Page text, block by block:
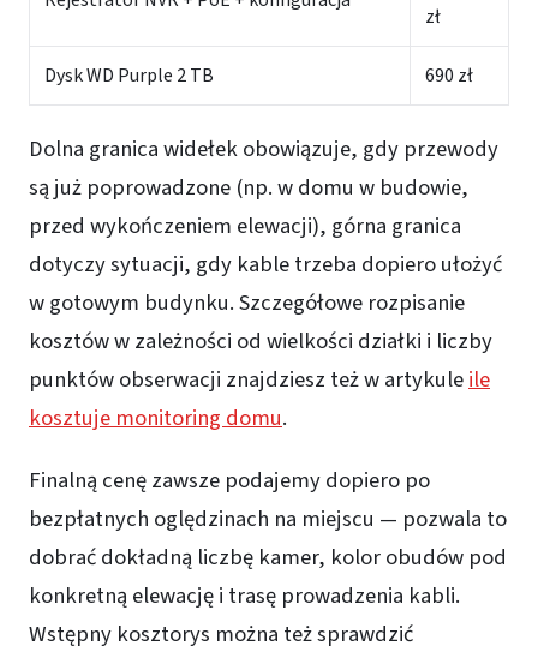
zł
Dysk WD Purple 2 TB 690 zł
Dolna granica widełek obowiązuje, gdy przewody
są już poprowadzone (np. w domu w budowie,
przed wykończeniem elewacji), górna granica
dotyczy sytuacji, gdy kable trzeba dopiero ułożyć
w gotowym budynku. Szczegółowe rozpisanie
kosztów w zależności od wielkości działki i liczby
punktów obserwacji znajdziesz też w artykuleile
kosztuje monitoring domu.
Finalną cenę zawsze podajemy dopiero po
bezpłatnych oględzinach na miejscu — pozwala to
dobrać dokładną liczbę kamer, kolor obudów pod
konkretną elewację i trasę prowadzenia kabli.
Wstępny kosztorys można też sprawdzić